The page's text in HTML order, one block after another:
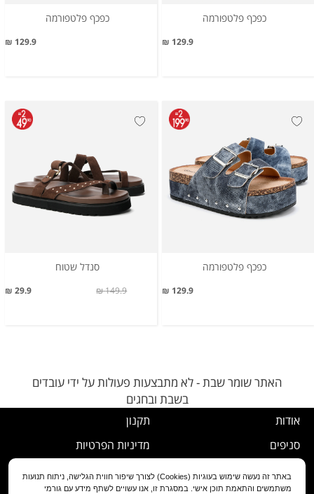
כפכף פלטפורמה
129.9 ₪
כפכף פלטפורמה
129.9 ₪
כפכף פלטפורמה
129.9 ₪
סנדל שטוח
29.9 ₪ 149.9 ₪
האתר שומר שבת - לא מתבצעות פעולות על ידי עובדים
בשבת ובחגים
אודות
סניפים
תקנון
מדיניות הפרטיות
נוהל ביטול עסקה
באתר זה נעשה שימוש בעוגיות (Cookies) לצורך שיפור חווית הגלישה, ניתוח תנועות
משתמשים והתאמת תוכן אישי. במסגרת זו, אנו עשויים לשתף מידע עם גורמי